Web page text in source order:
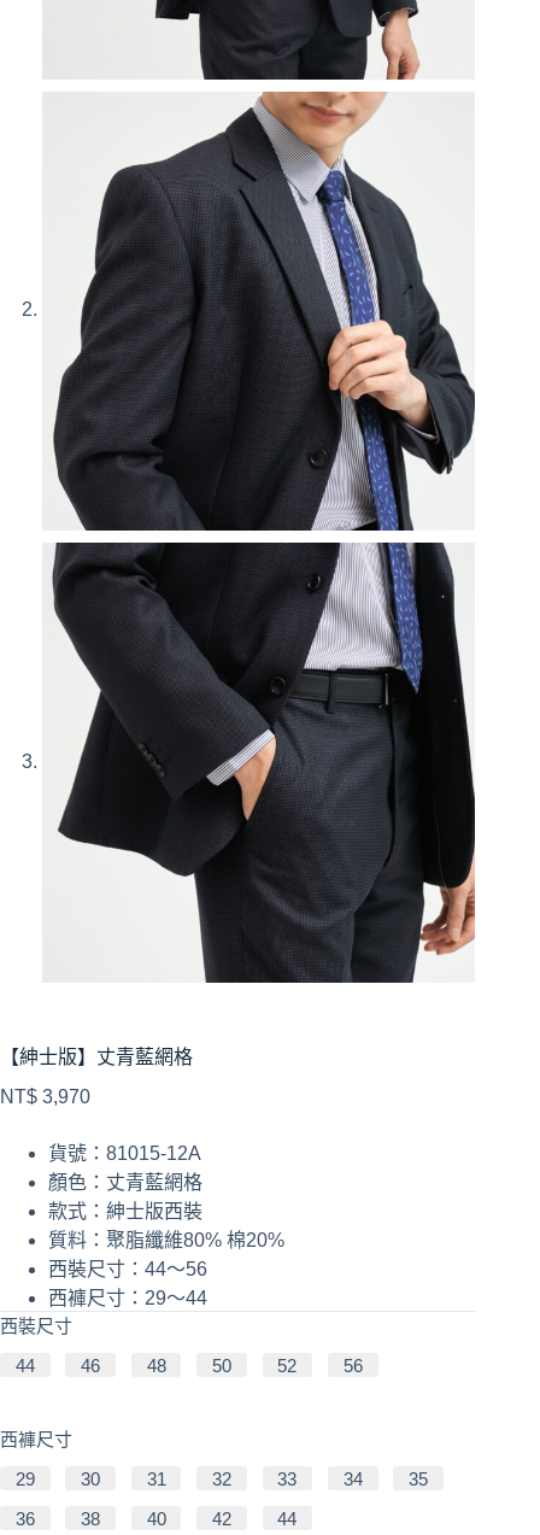
【紳士版】丈青藍網格
NT$ 3,970
貨號：81015-12A
顏色：丈青藍網格
款式：紳士版西裝
質料：聚脂纖維80% 棉20%
西裝尺寸：44～56
西褲尺寸：29～44
西裝尺寸
44
46 48 50 52 56
西褲尺寸
29
30 31 32 33 34
35
36
38 40 42 44